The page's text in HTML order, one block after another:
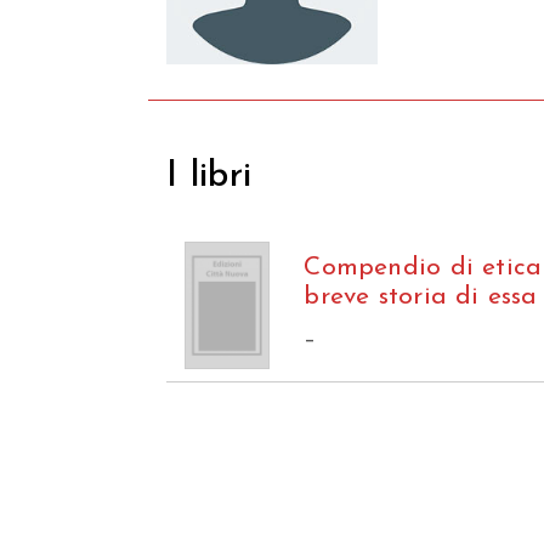
I libri
Compendio di
breve storia di essa
–